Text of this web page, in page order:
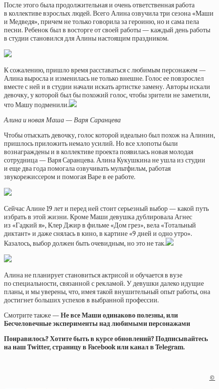
После этого была продолжительная и очень ответственная работа
в коллективе взрослых людей. Всего Алина озвучила три сезона «Маши
и Медведя», причем не только говорила за героиню, но и сама пела
песни. Ребенок был в восторге от своей работы — каждый день работы
в студии становился для Алины настоящим праздником.
К сожалению, пришло время расставаться с любимым персонажем —
Алина выросла и изменилась не только внешне. Голос ее повзрослел
вместе с ней и в студии начали искать артистке замену. Авторы искали
девочку, у которой был бы похожий голос, чтобы зрители не заметили,
что Машу подменили.
Алина и новая Маша — Варя Саранцева
Чтобы отыскать девочку, голос которой идеально был похож на Алинин,
пришлось приложить немало усилий. Но все хлопоты были
вознаграждены и в коллективе проекта появилась новая молодая
сотрудница — Варя Саранцева. Алина Кукушкина не ушла из студии
и еще два года помогала озвучивать мультфильм, работая
звукорежиссером и помогая Варе в ее работе.
Сейчас Алине 19 лет и перед ней стоит серьезный выбор — какой путь
избрать в этой жизни. Кроме Маши девушка дублировала Агнес
из «Гадкий я», Клер Джир в фильме «Дом грез», вела «Тотальный
диктант» и даже снялась в кино, в картине «9 дней и одно утро».
Казалось, выбор должен быть очевидным, но это не так.
Алина не планирует становиться актрисой и обучается в вузе
по специальности, связанной с рекламой. У девушки далеко идущие
планы, и мы уверены, что, имея такой внушительный опыт работы, она
достигнет больших успехов в выбранной профессии.
Смотрите также —Не все Маши одинаково полезны, или
Бесчеловечные эксперименты над любимыми персонажами
Понравилось? Хотите быть в курсе обновлений? Подписывайтесь
на наш Twitter, страницу в Facebook или канал в Telegram.
©